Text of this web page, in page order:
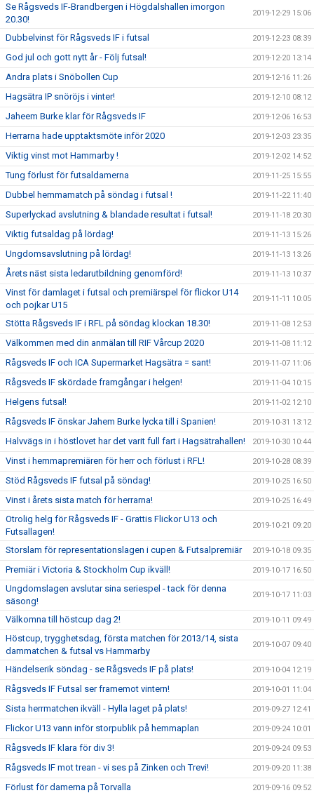
Se Rågsveds IF-Brandbergen i Högdalshallen imorgon
20.30!
2019-12-29 15:06
Dubbelvinst för Rågsveds IF i futsal 2019-12-23 08:39
God jul och gott nytt år - Följ futsal! 2019-12-20 13:14
Andra plats i Snöbollen Cup 2019-12-16 11:26
Hagsätra IP snöröjs i vinter! 2019-12-10 08:12
Jaheem Burke klar för Rågsveds IF 2019-12-06 16:53
Herrarna hade upptaktsmöte inför 2020 2019-12-03 23:35
Viktig vinst mot Hammarby ! 2019-12-02 14:52
Tung förlust för futsaldamerna 2019-11-25 15:55
Dubbel hemmamatch på söndag i futsal ! 2019-11-22 11:40
Superlyckad avslutning & blandade resultat i futsal! 2019-11-18 20:30
Viktig futsaldag på lördag! 2019-11-13 15:26
Ungdomsavslutning på lördag! 2019-11-13 13:26
Årets näst sista ledarutbildning genomförd! 2019-11-13 10:37
Vinst för damlaget i futsal och premiärspel för flickor U14
och pojkar U15
2019-11-11 10:05
Stötta Rågsveds IF i RFL på söndag klockan 18.30! 2019-11-08 12:53
Välkommen med din anmälan till RIF Vårcup 2020 2019-11-08 11:12
Rågsveds IF och ICA Supermarket Hagsätra = sant! 2019-11-07 11:06
Rågsveds IF skördade framgångar i helgen! 2019-11-04 10:15
Helgens futsal! 2019-11-02 12:10
Rågsveds IF önskar Jahem Burke lycka till i Spanien! 2019-10-31 13:12
Halvvägs in i höstlovet har det varit full fart i Hagsätrahallen! 2019-10-30 10:44
Vinst i hemmapremiären för herr och förlust i RFL! 2019-10-28 08:39
Stöd Rågsveds IF futsal på söndag! 2019-10-25 16:50
Vinst i årets sista match för herrarna! 2019-10-25 16:49
Otrolig helg för Rågsveds IF - Grattis Flickor U13 och
Futsallagen!
2019-10-21 09:20
Storslam för representationslagen i cupen & Futsalpremiär 2019-10-18 09:35
Premiär i Victoria & Stockholm Cup ikväll! 2019-10-17 16:50
Ungdomslagen avslutar sina seriespel - tack för denna
säsong!
2019-10-17 11:03
Välkomna till höstcup dag 2! 2019-10-11 09:49
Höstcup, trygghetsdag, första matchen för 2013/14, sista
dammatchen & futsal vs Hammarby
2019-10-07 09:40
Händelserik söndag - se Rågsveds IF på plats! 2019-10-04 12:19
Rågsveds IF Futsal ser framemot vintern! 2019-10-01 11:04
Sista herrmatchen ikväll - Hylla laget på plats! 2019-09-27 12:41
Flickor U13 vann inför storpublik på hemmaplan 2019-09-24 10:01
Rågsveds IF klara för div 3! 2019-09-24 09:53
Rågsveds IF mot trean - vi ses på Zinken och Trevi! 2019-09-20 11:38
Förlust för damerna på Torvalla 2019-09-16 09:52